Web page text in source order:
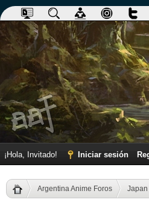
¡Hola, Invitado! Iniciar sesión
Argentina Anime Foros Japan